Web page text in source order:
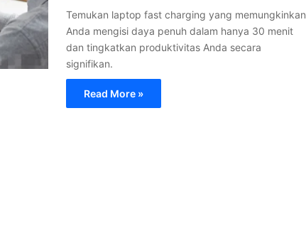
Temukan laptop fast charging yang memungkinkan
Anda mengisi daya penuh dalam hanya 30 menit
dan tingkatkan produktivitas Anda secara
signifikan.
Read More »